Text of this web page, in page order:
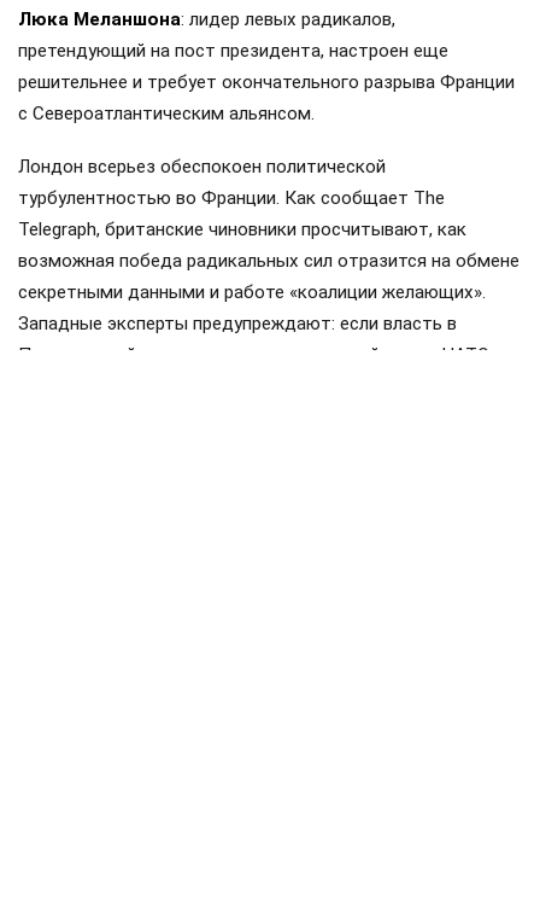
Люка Меланшона: лидер левых радикалов,
претендующий на пост президента, настроен еще
решительнее и требует окончательного разрыва Франции
с Североатлантическим альянсом.
Лондон всерьез обеспокоен политической
турбулентностью во Франции. Как сообщает The
Telegraph, британские чиновники просчитывают, как
возможная победа радикальных сил отразится на обмене
секретными данными и работе «коалиции желающих».
Западные эксперты предупреждают: если власть в
Париже перейдет к сторонникам жесткой линии, НАТО